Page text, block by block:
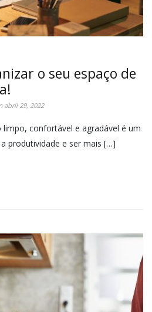
o seu espaço de
abril 29, 2022
confortável e agradável é um
produtividade e ser mais […]